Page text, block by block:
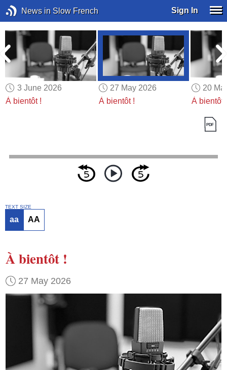
News in Slow French Sign In
3 June 2026
À bientôt !
27 May 2026
À bientôt !
20
À bientôt !
TEXT SIZE
aa AA
À bientôt !
27 May 2026